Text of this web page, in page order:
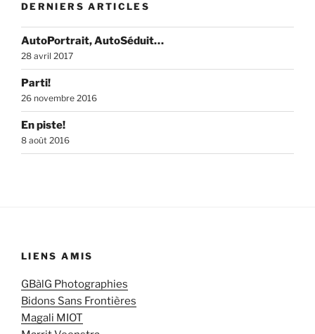
DERNIERS ARTICLES
AutoPortrait, AutoSéduit…
28 avril 2017
Parti!
26 novembre 2016
En piste!
8 août 2016
LIENS AMIS
GBàlG Photographies
Bidons Sans Frontières
Magali MIOT